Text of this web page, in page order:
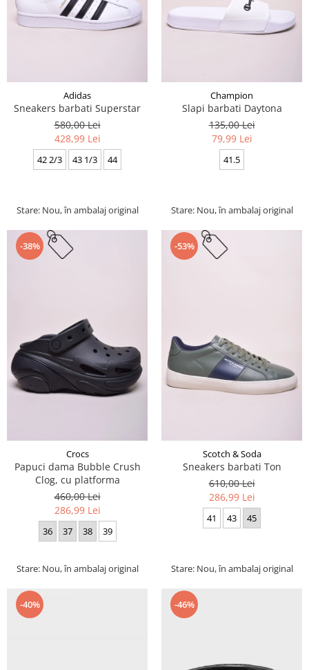
Adidas
Sneakers barbati Superstar
580,00 Lei
428,99 Lei
42 2/3 43 1/3 44
Stare: Nou, în ambalaj original
Champion
Slapi barbati Daytona
135,00 Lei
79,99 Lei
41.5
Stare: Nou, în ambalaj original
-38%
Crocs
Papuci dama Bubble Crush
Clog, cu platforma
460,00 Lei
286,99 Lei
36 37 38 39
Stare: Nou, în ambalaj original
-53%
Scotch & Soda
Sneakers barbati Ton
610,00 Lei
286,99 Lei
41 43 45
Stare: Nou, în ambalaj original
-40% -46%